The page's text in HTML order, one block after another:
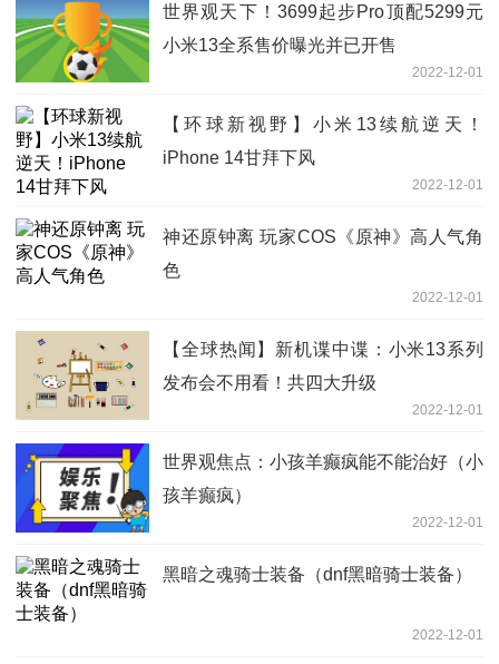
世界观天下！3699起步Pro顶配5299元
小米13全系售价曝光并已开售
2022-12-01
【环球新视野】小米13续航逆天！
iPhone 14甘拜下风
2022-12-01
神还原钟离 玩家COS《原神》高人气角
色
2022-12-01
【全球热闻】新机谍中谍：小米13系列
发布会不用看！共四大升级
2022-12-01
世界观焦点：小孩羊癫疯能不能治好（小
孩羊癫疯）
2022-12-01
黑暗之魂骑士装备（dnf黑暗骑士装备）
2022-12-01